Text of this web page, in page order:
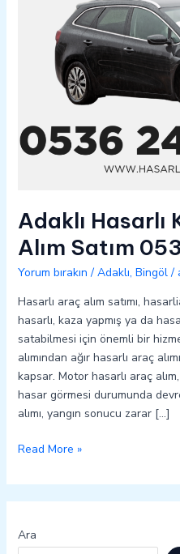
Adaklı Hasarlı
Alım Satım
Yorum bırakın / Adaklı, Bingöl/
Hasarlı araç alım satımı,
hasarlı, kaza yapmış ya da
satabilmesi için önemli bir
alımından ağır hasarlı araç
kapsar. Motor hasarlı araç
hasar görmesi durumunda
alımı, yangın sonucu zarar […]
Read More »
Ara